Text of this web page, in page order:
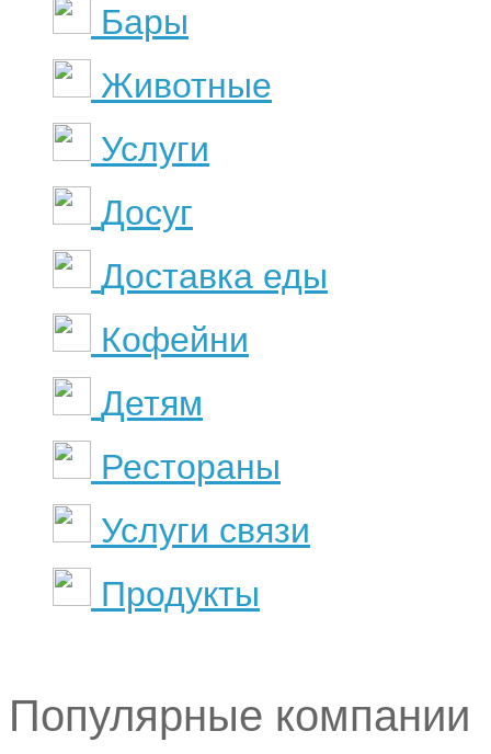
Бары
Животные
Услуги
Досуг
Доставка еды
Кофейни
Детям
Рестораны
Услуги связи
Продукты
Популярные компании